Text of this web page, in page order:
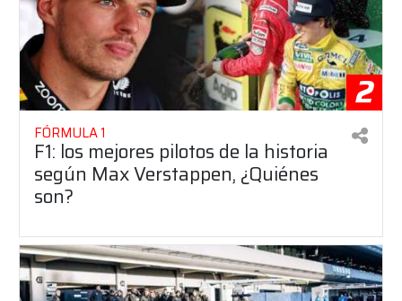
2
FÓRMULA 1
F1: los mejores pilotos de la historia
según Max Verstappen, ¿Quiénes
son?